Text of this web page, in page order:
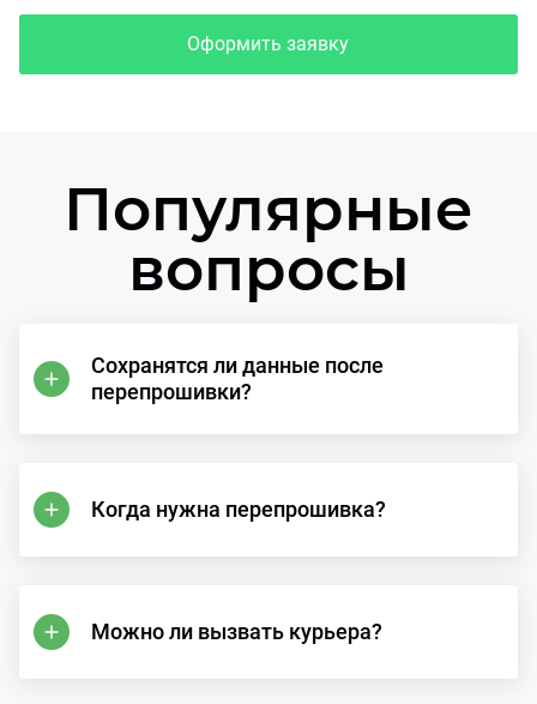
Оформить заявку
Популярные
вопросы
Сохранятся ли данные после
перепрошивки?
Когда нужна перепрошивка?
Можно ли вызвать курьера?